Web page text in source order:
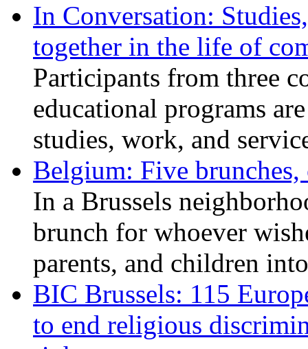
In Conversation:
together in the life of
Participants from three
educational programs
studies, work, and
Belgium: Five
In a Brussels
brunch for whoever
parents, and children
BIC Brussels: 115
to end religious